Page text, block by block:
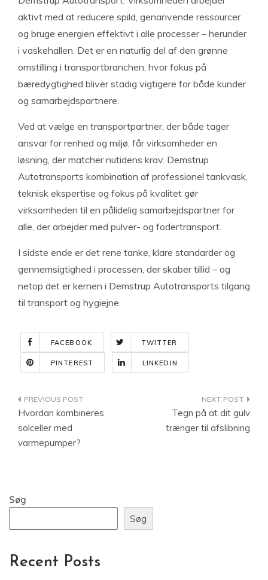
aktivt med at reducere spild, genanvende ressourcer
og bruge energien effektivt i alle processer – herunder
i vaskehallen. Det er en naturlig del af den grønne
omstilling i transportbranchen, hvor fokus på
bæredygtighed bliver stadig vigtigere for både kunder
og samarbejdspartnere.
Ved at vælge en transportpartner, der både tager
ansvar for renhed og miljø, får virksomheder en
løsning, der matcher nutidens krav. Demstrup
Autotransports kombination af professionel tankvask,
teknisk ekspertise og fokus på kvalitet gør
virksomheden til en pålidelig samarbejdspartner for
alle, der arbejder med pulver- og fodertransport.
I sidste ende er det rene tanke, klare standarder og
gennemsigtighed i processen, der skaber tillid – og
netop det er kernen i Demstrup Autotransports tilgang
til transport og hygiejne.
FACEBOOK TWITTER
PINTEREST LINKEDIN
Indlægsnavigation
Hvordan kombineres
solceller med
varmepumper?
Tegn på at dit gulv
trænger til afslibning
Søg
Søg
Recent Posts